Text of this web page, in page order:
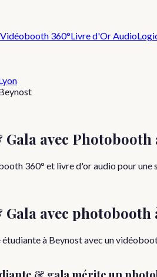
Vidéobooth 360°Livre d'Or Audio
avec Photobooth
360° et livre d'or audio pour
avec photobooth
à Beynost avec un